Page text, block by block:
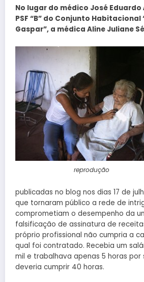
No lugar do médico José Eduardo
PSF “B” do Conjunto
Gaspar”, a médica Aline Juliane
reprodução
publicadas no blog nos dias 17 de
que tornaram público a rede de
comprometiam o desempenho da
falsificação de assinatura de
próprio profissional não cumpria a
qual foi contratado. Recebia um
mil e trabalhava apenas 5 horas por
deveria cumprir 40 horas.